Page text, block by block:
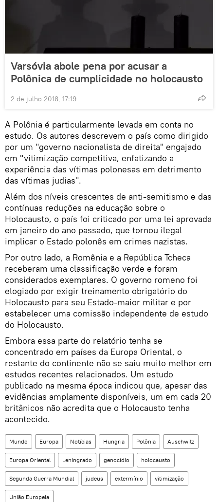
Varsóvia abole pena por acusar a
Polônica de cumplicidade no holocausto
2 de julho 2018, 17:19
A Polônia é particularmente levada em conta no
estudo. Os autores descrevem o país como dirigido
por um "governo nacionalista de direita" engajado
em "vitimização competitiva, enfatizando a
experiência das vítimas polonesas em detrimento
das vítimas judias".
Além dos níveis crescentes de anti-semitismo e das
contínuas reduções na educação sobre o
Holocausto, o país foi criticado por uma lei aprovada
em janeiro do ano passado, que tornou ilegal
implicar o Estado polonês em crimes nazistas.
Por outro lado, a Romênia e a República Tcheca
receberam uma classificação verde e foram
considerados exemplares. O governo romeno foi
elogiado por exigir treinamento obrigatório do
Holocausto para seu Estado-maior militar e por
estabelecer uma comissão independente de estudo
do Holocausto.
Embora essa parte do relatório tenha se
concentrado em países da Europa Oriental, o
restante do continente não se saiu muito melhor em
estudos recentes relacionados. Um estudo
publicado na mesma época indicou que, apesar das
evidências amplamente disponíveis, um em cada 20
britânicos não acredita que o Holocausto tenha
acontecido.
Mundo Europa Notícias Hungria Polônia Auschwitz
Europa Oriental Leningrado genocídio holocausto
Segunda Guerra Mundial judeus extermínio vitimização
União Europeia